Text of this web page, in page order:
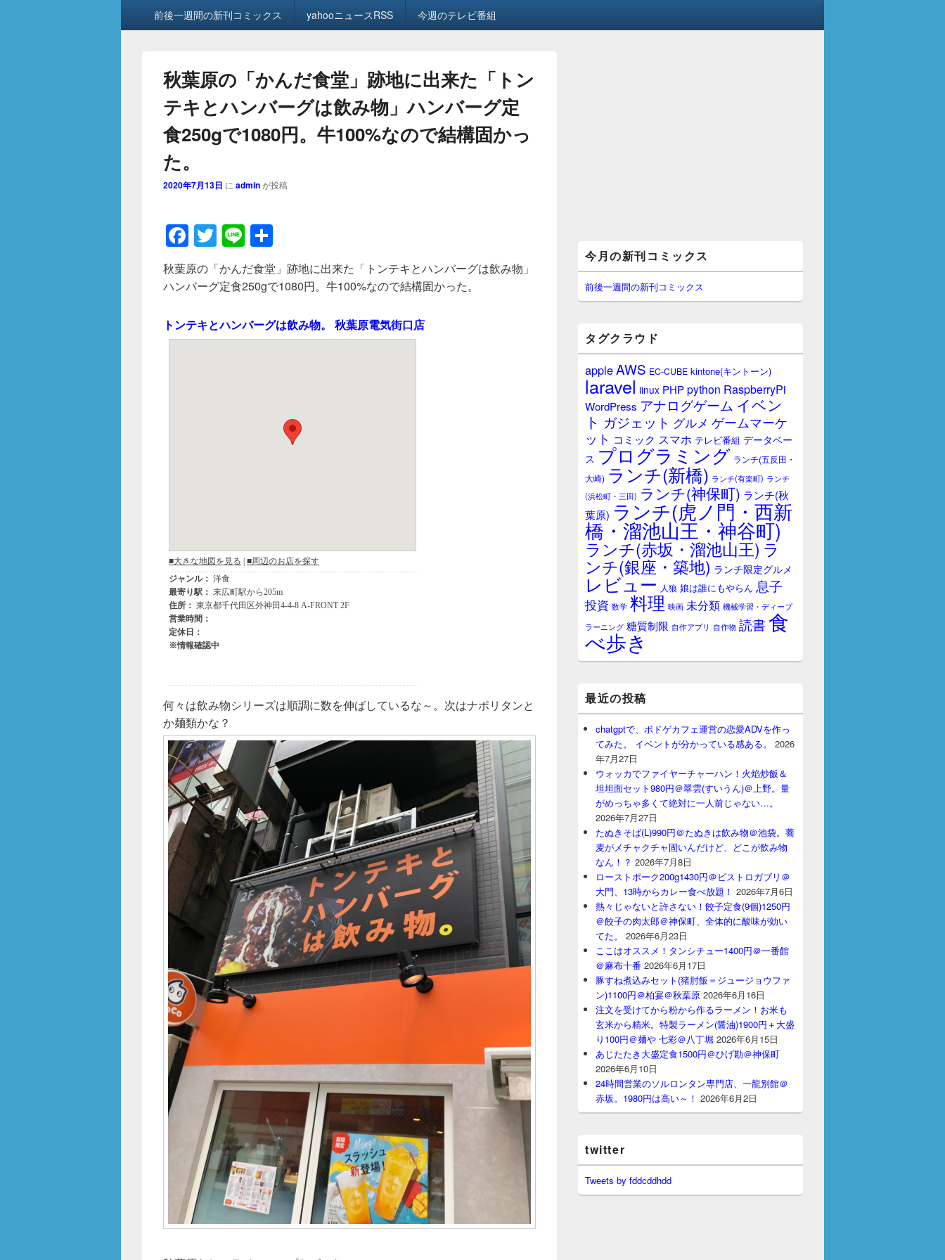
前後一週間の新刊コミックス yahooニュースRSS 今週のテレビ番組
秋葉原の「かんだ食堂」跡地に出来た「トン
テキとハンバーグは飲み物」ハンバーグ定
食250gで1080円。牛100%なので結構固かっ
た。
2020年7月13日 に adminが投稿
F
a
c
b
o
T
wi
tt
er
Li
n
e
有
秋葉原の「かんだ食堂」跡地に出来た「トンテキとハンバーグは飲み物」
ハンバーグ定食250gで1080円。牛100%なので結構固かった。
トンテキとハンバーグは飲み物。 秋葉原電気街口店
何々は飲み物シリーズは順調に数を伸ばしているな～。次はナポリタンと
か麺類かな？
イ
ン
サ
イ
ー
ジ
ッ
ト
今月の新刊コミックス
前後一週間の新刊コミックス
タグクラウド
appleAWS EC-CUBE kintone(キントーン)
laravel linux PHPpython RaspberryPi
WordPress アナログゲーム イベン
ト ガジェット グルメ ゲームマーケ
ット コミック スマホ テレビ番組 データベー
ス プログラミング ランチ(五反田・
大崎) ランチ(新橋) ランチ(有楽町) ランチ
(浜松町・三田) ランチ(神保町) ランチ(秋
葉原) ランチ(虎ノ門・西新
橋・溜池山王・神谷町)
ランチ(赤坂・溜池山王) ラ
ンチ(銀座・築地) ランチ限定グルメ
レビュー 人狼 娘は誰にもやらん 息子
投資 数学 料理 映画 未分類 機械学習・ディープ
ラーニング 糖質制限 自作アプリ 自作物 読書食
べ歩き
最近の投稿
chatgptで、ボドゲカフェ運営の恋愛ADVを作っ
てみた。 イベントが分かっている感ある。
2026
年7月27日
ウォッカでファイヤーチャーハン！火焰炒飯＆
坦坦面セット980円＠翠雲(すいうん)＠上野。量
がめっちゃ多くて絶対に一人前じゃない…。
2026年7月27日
たぬきそば(L)990円＠たぬきは飲み物＠池袋。蕎
麦がメチャクチャ固いんだけど、どこが飲み物
なん！？ 2026年7月8日
ローストポーク200g1430円＠ビストロガブリ＠
大門、13時からカレー食べ放題！ 2026年7月6日
熱々じゃないと許さない！餃子定食(9個)1250円
＠餃子の肉太郎＠神保町、全体的に酸味が効い
てた。
2026年6月23日
ここはオススメ！タンシチュー1400円＠一番館
＠麻布十番 2026年6月17日
豚すね煮込みセット(猪肘飯＝ジュージョウファ
ン)1100円＠柏宴＠秋葉原 2026年6月16日
注文を受けてから粉から作るラーメン！お米も
玄米から精米。特製ラーメン(醤油)1900円＋大盛
り100円＠麺や 七彩＠八丁堀 2026年6月15日
あじたたき大盛定食1500円＠ひげ勘＠神保町
2026年6月10日
24時間営業のソルロンタン専門店、一龍別館＠
赤坂。1980円は高い～！ 2026年6月2日
twitter
Tweets by fddcddhdd